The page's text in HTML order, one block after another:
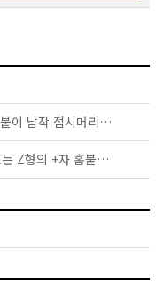
KS B ISO 7046-2(2023 확인) - +자 홈붙이 납작 접시머리 스크루(일반 머리 형) - 제품등급A - 제2부 : 강도구분 8.8의 강, 스테인리스강 및 비철금속
KS B ISO 7046-1(2023 확인) - H형 또는 Z형의 +자 홈붙이 납작 접시머리 스크루(일반 머리 형) - 제품등급 A - 제1부 : 강도구분 4.8의 강